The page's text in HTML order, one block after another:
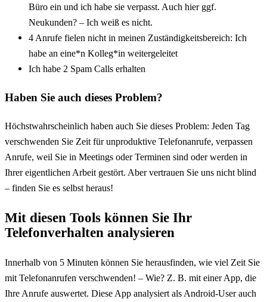
Büro ein und ich habe sie verpasst. Auch hier ggf.
Neukunden? – Ich weiß es nicht.
4 Anrufe fielen nicht in meinen Zuständigkeitsbereich: Ich
habe an eine*n Kolleg*in weitergeleitet
Ich habe 2 Spam Calls erhalten
Haben Sie auch dieses Problem?
Höchstwahrscheinlich haben auch Sie dieses Problem: Jeden Tag
verschwenden Sie Zeit für unproduktive Telefonanrufe, verpassen
Anrufe, weil Sie in Meetings oder Terminen sind oder werden in
Ihrer eigentlichen Arbeit gestört. Aber vertrauen Sie uns nicht blind
– finden Sie es selbst heraus!
Mit diesen Tools können Sie Ihr
Telefonverhalten analysieren
Innerhalb von 5 Minuten können Sie herausfinden, wie viel Zeit Sie
mit Telefonanrufen verschwenden! – Wie? Z. B. mit einer App, die
Ihre Anrufe auswertet. Diese App analysiert als Android-User auch